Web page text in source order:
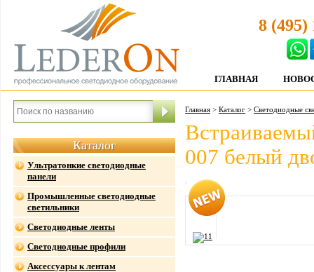
8 (495)
ГЛАВНАЯ
Каталог
Ультратонкие светодиодные
панели
Промышленные светодиодные
светильники
Светодиодные ленты
Светодиодные профили
Аксессуары к лентам
Главная > Каталог > Светодиодные
007 белый